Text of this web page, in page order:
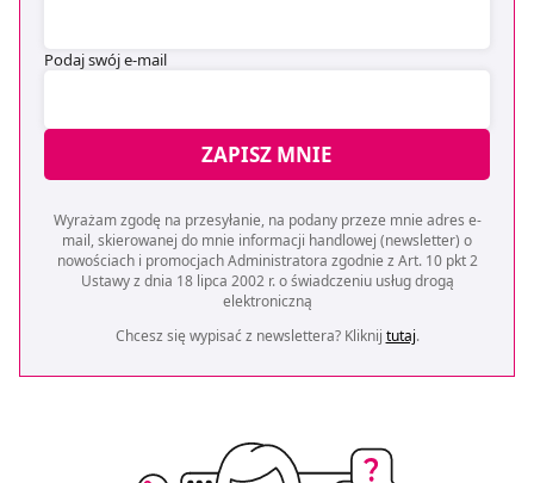
Podaj swój e-mail
ZAPISZ MNIE
Wyrażam zgodę na przesyłanie, na podany przeze mnie adres e-
mail, skierowanej do mnie informacji handlowej (newsletter) o
nowościach i promocjach Administratora zgodnie z Art. 10 pkt 2
Ustawy z dnia 18 lipca 2002 r. o świadczeniu usług drogą
elektroniczną
Chcesz się wypisać z newslettera? Kliknij tutaj.